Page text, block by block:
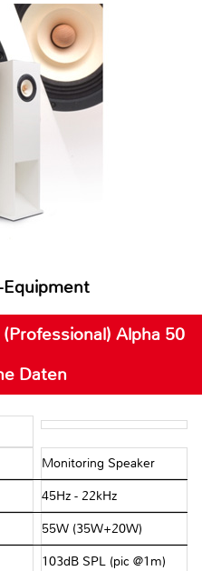
Equipment
Alpha 50
Daten
Monitoring Speaker
45Hz - 22kHz
55W (35W+20W)
103dB SPL (pic @1m)